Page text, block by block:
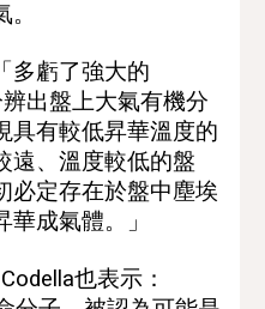
「多虧了強大的
出盤上大氣有機分
具有較低昇華溫度的
遠、溫度較低的盤
必定存在於盤中塵埃
成氣體。」
也表示：